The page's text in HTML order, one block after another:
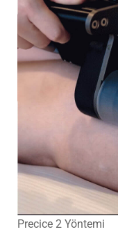
Precice 2 Yöntemi